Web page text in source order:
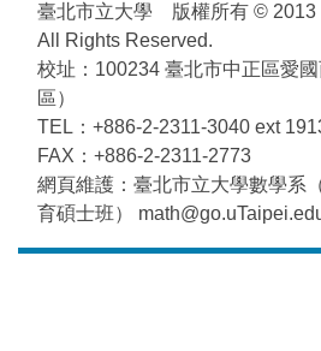
臺北市立大學 版權所有 © 2013
All Rights Reserved.
校址：100234 臺北市中正區愛
區）
TEL：+886-2-2311-3040 ext
FAX：+886-2-2311-2773
網頁維護：臺北市立大學數學系
育碩士班）